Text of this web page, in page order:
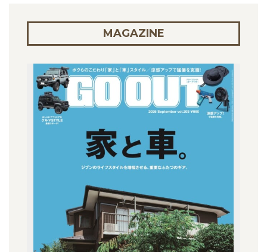
MAGAZINE